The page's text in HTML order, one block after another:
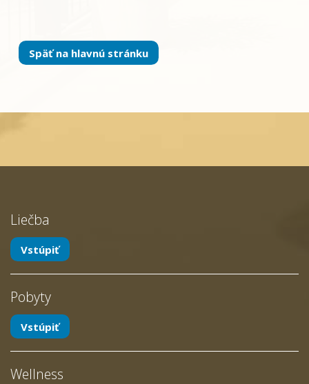
Späť na hlavnú stránku
Liečba
Vstúpiť
Pobyty
Vstúpiť
Wellness